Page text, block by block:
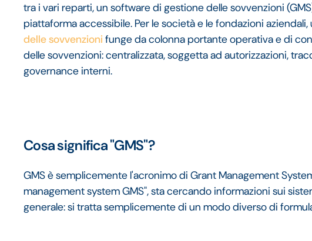
tra i vari reparti, un software di gestione delle sovvenzioni
piattaforma accessibile. Per le società e le fondazioni
delle sovvenzioni funge da colonna portante operativa e di
delle sovvenzioni: centralizzata, soggetta ad autorizzazioni,
governance interni.
Cosa significa "GMS"?
GMS è semplicemente l'acronimo di Grant Management
management system GMS", sta cercando informazioni sui
generale: si tratta semplicemente di un modo diverso di